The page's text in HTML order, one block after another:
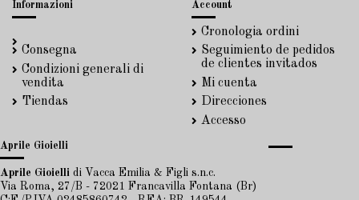
Informazioni
Consegna
Condizioni generali di
vendita
Tiendas
Account
Cronologia ordini
Seguimiento de pedidos
de clientes invitados
Mi cuenta
Direcciones
Accesso
Aprile Gioielli
Aprile Gioielli di Vacca Emilia & Figli s.n.c.
Via Roma, 27/B - 72021 Francavilla Fontana (Br)